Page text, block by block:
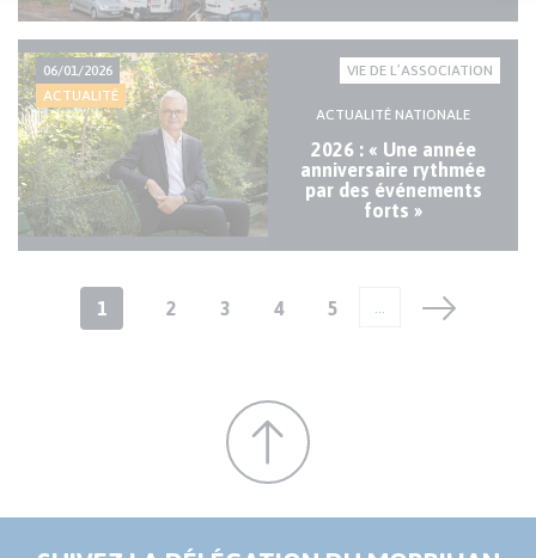
06/01/2026
ACTUALITÉ
VIE DE L’ASSOCIATION
ACTUALITÉ NATIONALE
2026 : « Une année
anniversaire rythmée
par des événements
forts »
PaginationPage
1 Page
2 Page
3 Page
4 Page
5